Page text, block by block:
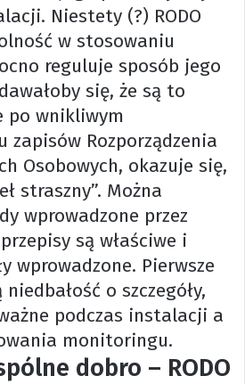
Niestety (?) RODO
w stosowaniu
reguluje sposób jego
się, że są to
po wnikliwym
zapisów Rozporządzenia
Osobowych, okazuje się,
straszny”. Można
wprowadzone przez
są właściwe i
wprowadzone. Pierwsze
o szczegóły,
podczas instalacji a
monitoringu.
dobro – RODO